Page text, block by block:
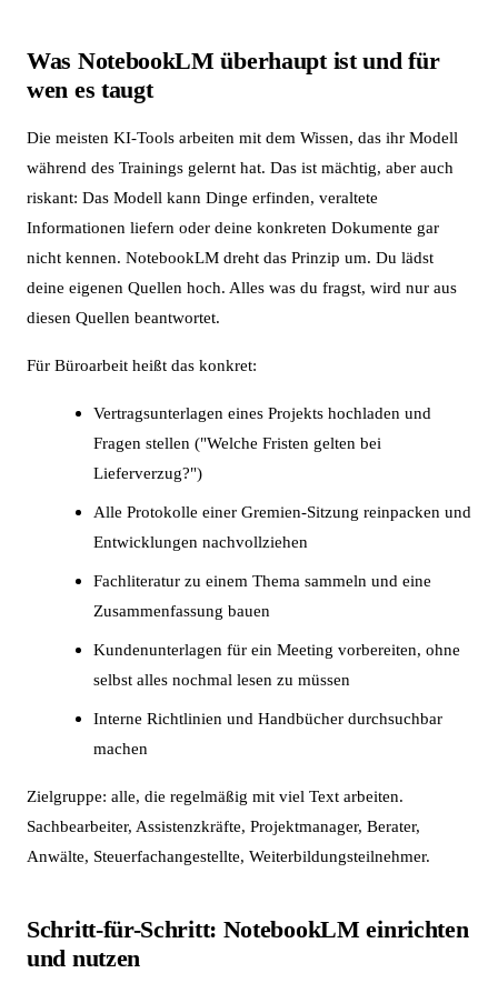
Was NotebookLM überhaupt ist und für
wen es taugt
Die meisten KI-Tools arbeiten mit dem Wissen, das ihr Modell
während des Trainings gelernt hat. Das ist mächtig, aber auch
riskant: Das Modell kann Dinge erfinden, veraltete
Informationen liefern oder deine konkreten Dokumente gar
nicht kennen. NotebookLM dreht das Prinzip um. Du lädst
deine eigenen Quellen hoch. Alles was du fragst, wird nur aus
diesen Quellen beantwortet.
Für Büroarbeit heißt das konkret:
Vertragsunterlagen eines Projekts hochladen und
Fragen stellen ("Welche Fristen gelten bei
Lieferverzug?")
Alle Protokolle einer Gremien-Sitzung reinpacken und
Entwicklungen nachvollziehen
Fachliteratur zu einem Thema sammeln und eine
Zusammenfassung bauen
Kundenunterlagen für ein Meeting vorbereiten, ohne
selbst alles nochmal lesen zu müssen
Interne Richtlinien und Handbücher durchsuchbar
machen
Zielgruppe: alle, die regelmäßig mit viel Text arbeiten.
Sachbearbeiter, Assistenzkräfte, Projektmanager, Berater,
Anwälte, Steuerfachangestellte, Weiterbildungsteilnehmer.
Schritt-für-Schritt: NotebookLM einrichten
und nutzen